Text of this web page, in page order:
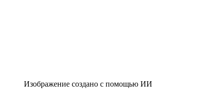
Изображение создано с помощью ИИ